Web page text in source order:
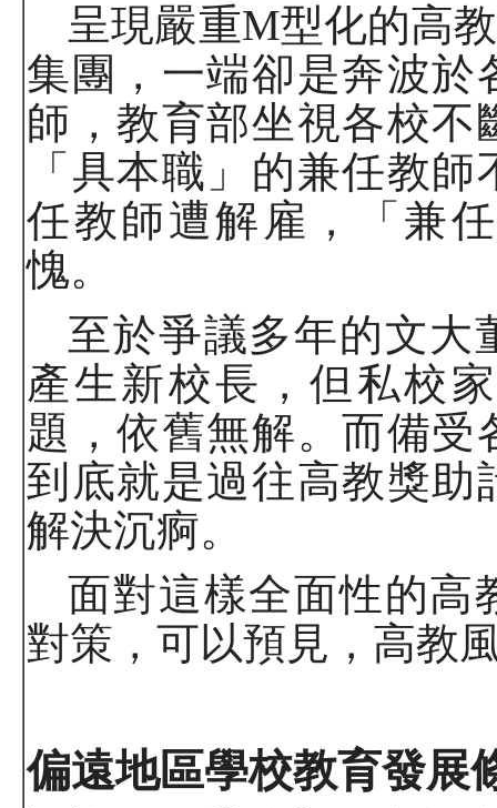
呈現嚴重M型化的高
集團，一端卻是奔波於
師，教育部坐視各校
「具本職」的兼任教
任教師遭解雇，「兼
愧。
至於爭議多年的文大
產生新校長，但私校
題，依舊無解。而備
到底就是過往高教獎助
解決沉痾。
面對這樣全面性的高
對策，可以預見，高教
偏遠地區學校教育發展